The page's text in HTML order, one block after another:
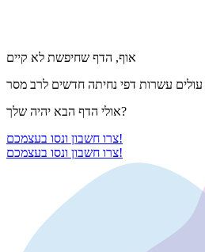
אוף, הדף שחיפשת לא קיים
אולי הדף הבא יהיה שלך?
צרו חשבון ונסו בעצמכם!
צרו חשבון ונסו בעצמכם!